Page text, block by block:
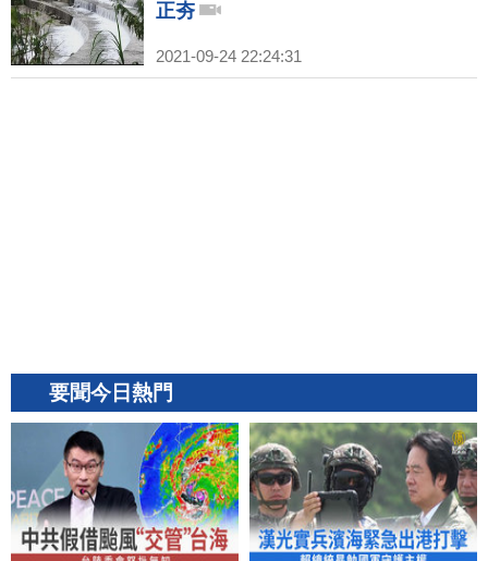
正夯
2021-09-24 22:24:31
要聞今日熱門